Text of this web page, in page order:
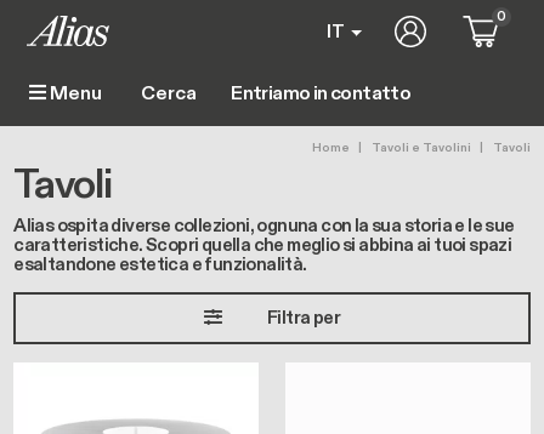
Menu Main navigation
Entriamo in contatto
IT User account
0
Briciole di pane
Home Tavoli e Tavolini Tavoli
Tavoli
Alias ospita diverse collezioni, ognuna con la sua storia e le sue
caratteristiche. Scopri quella che meglio si abbina ai tuoi spazi
esaltandone estetica e funzionalità.
Filtra per